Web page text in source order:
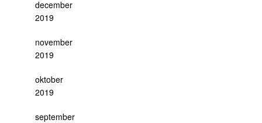
december
2019
november
2019
oktober
2019
september